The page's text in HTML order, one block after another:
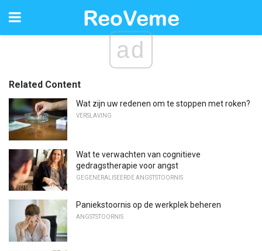
ad
Related Content
Wat zijn uw redenen om te stoppen met roken?
VERSLAVING
Wat te verwachten van cognitieve
gedragstherapie voor angst
GEGENERALISEERDE ANGSTSTOORNIS
Paniekstoornis op de werkplek beheren
ANGSTSTOORNIS